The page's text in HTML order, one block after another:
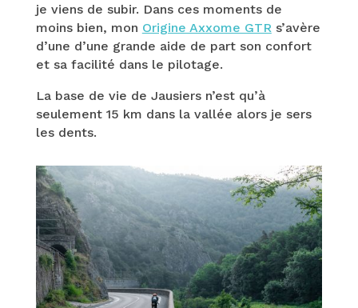
je viens de subir. Dans ces moments de
moins bien, mon Origine Axxome GTR s’avère
d’une d’une grande aide de part son confort
et sa facilité dans le pilotage.
La base de vie de Jausiers n’est qu’à
seulement 15 km dans la vallée alors je sers
les dents.